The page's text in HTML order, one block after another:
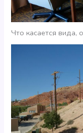
Что касается вида,